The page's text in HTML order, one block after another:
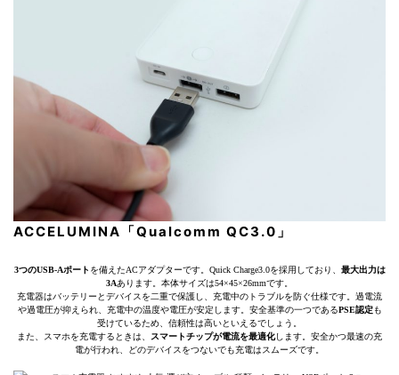
ACCELUMINA「Qualcomm QC3.0」
3つのUSB-Aポート を備えたACアダプターです。Quick Charge3.0を採用しており、 最大出力は
3Aあります。本体サイズは54×45×26mmです。
充電器はバッテリーとデバイスを二重で保護し、充電中のトラブルを防ぐ仕様です。過電流
や過電圧が抑えられ、充電中の温度や電圧が安定します。安全基準の一つであるPSE認定も
受けているため、信頼性は高いといえるでしょう。
また、スマホを充電するときは、 スマートチップが電流を最適化します。安全かつ最速の充
電が行われ、どのデバイスをつないでも充電はスムーズです。